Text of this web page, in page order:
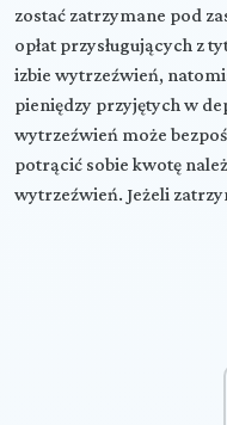
zostać zatrzymane pod
opłat przysługujących z
izbie wytrzeźwień,
pieniędzy przyjętych w
wytrzeźwień może
potrącić sobie kwotę
wytrzeźwień. Jeżeli